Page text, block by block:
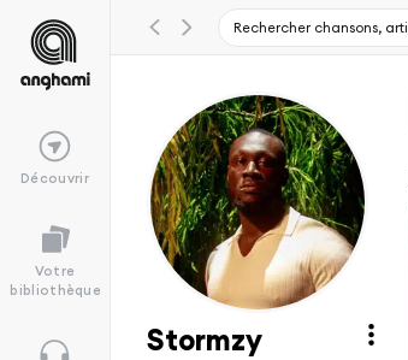
Découvrir
Votre
bibliothèque
Stormzy